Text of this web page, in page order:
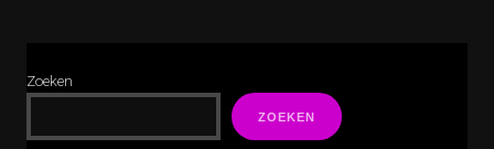
Zoeken
ZOEKEN